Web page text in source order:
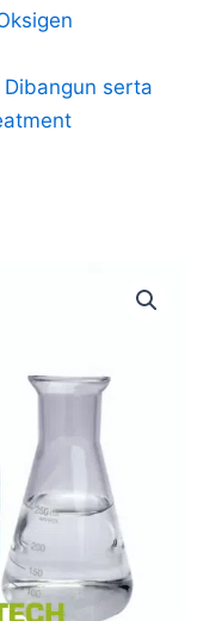
serta